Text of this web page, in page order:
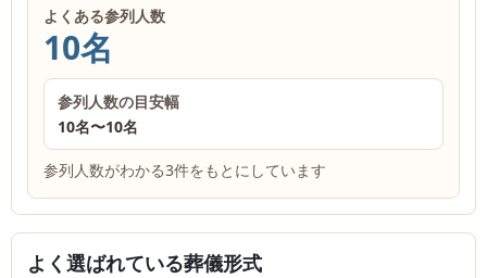
よくある参列人数
10名
参列人数の目安幅
10名〜10名
参列人数がわかる3件をもとにしています
よく選ばれている葬儀形式